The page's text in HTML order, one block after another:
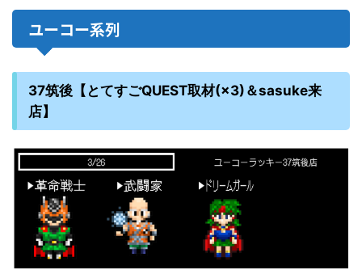
ユーコー系列
37筑後【とてすごQUEST取材(×3)＆sasuke来
店】